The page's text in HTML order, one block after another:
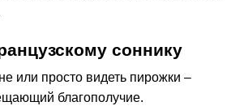
соннику
или просто видеть пирожки –
благополучие.